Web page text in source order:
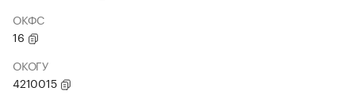
ОКФС
16
ОКОГУ
4210015